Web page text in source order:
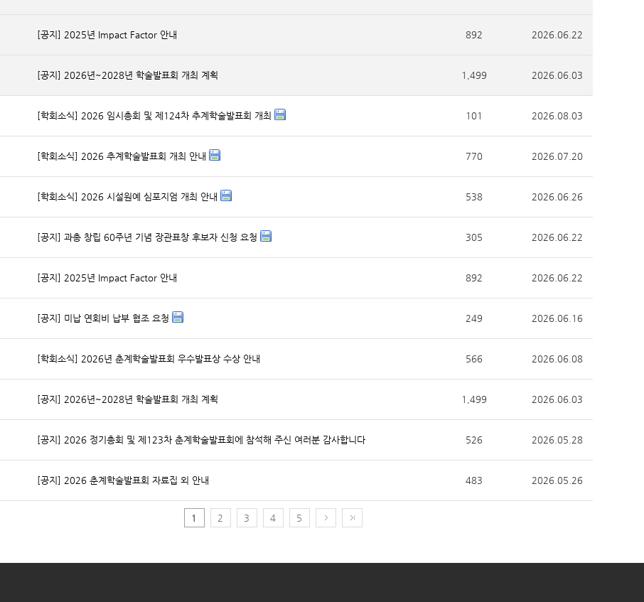
[공지] 2025년 Impact Factor 안내 892 2026.06.22
[공지] 2026년~2028년 학술발표회 개최 계획 1,499 2026.06.03
[학회소식] 2026 임시총회 및 제124차 추계학술발표회 개최 101 2026.08.03
[학회소식] 2026 추계학술발표회 개최 안내 770 2026.07.20
[학회소식] 2026 시설원예 심포지엄 개최 안내 538 2026.06.26
[공지] 과총 창립 60주년 기념 장관표창 후보자 신청 요청 305 2026.06.22
[공지] 2025년 Impact Factor 안내 892 2026.06.22
[공지] 미납 연회비 납부 협조 요청 249 2026.06.16
[학회소식] 2026년 춘계학술발표회 우수발표상 수상 안내 566 2026.06.08
[공지] 2026년~2028년 학술발표회 개최 계획 1,499 2026.06.03
[공지] 2026 정기총회 및 제123차 춘계학술발표회에 참석해 주신 여러분 감사합니다 526 2026.05.28
[공지] 2026 춘계학술발표회 자료집 외 안내 483 2026.05.26
1 2 3 4 5